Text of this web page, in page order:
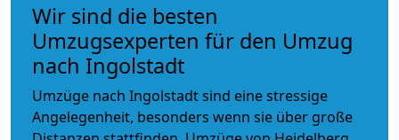
Wir sind die besten
Umzugsexperten für den Umzug
nach Ingolstadt
Umzüge nach Ingolstadt sind eine stressige
Angelegenheit, besonders wenn sie über große